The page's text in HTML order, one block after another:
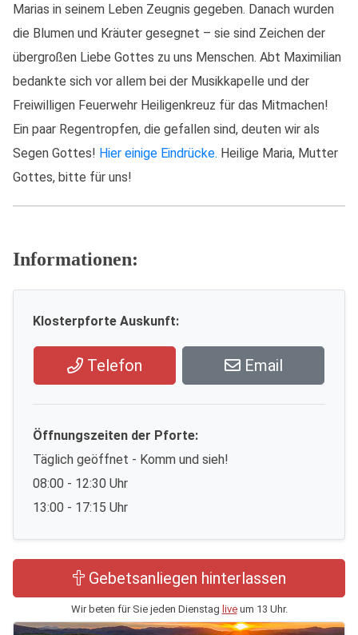
Marias in seinem Leben Zeugnis gegeben. Danach wurden
die Blumen und Kräuter gesegnet – sie sind Zeichen der
übergroßen Liebe Gottes zu uns Menschen. Abt Maximilian
bedankte sich vor allem bei der Musikkapelle und der
Freiwilligen Feuerwehr Heiligenkreuz für das Mitmachen!
Ein paar Regentropfen, die gefallen sind, deuten wir als
Segen Gottes! Hier einige Eindrücke. Heilige Maria, Mutter
Gottes, bitte für uns!
Informationen:
Klosterpforte Auskunft:
Telefon Email
Öffnungszeiten der Pforte:
Täglich geöffnet - Komm und sieh!
08:00 - 12:30 Uhr
13:00 - 17:15 Uhr
Gebetsanliegen hinterlassen
Wir beten für Sie jeden Dienstag liveum 13 Uhr.